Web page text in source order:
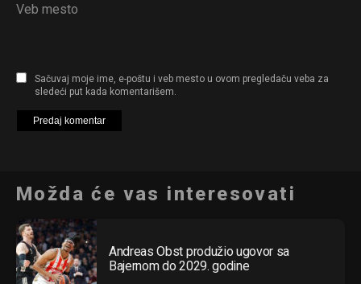
Veb mesto
Sačuvaj moje ime, e-poštu i veb mesto u ovom pregledaču veba za
sledeći put kada komentarišem.
Možda će vas interesovati
Andreas Obst produžio ugovor sa
Bajernom do 2029. godine